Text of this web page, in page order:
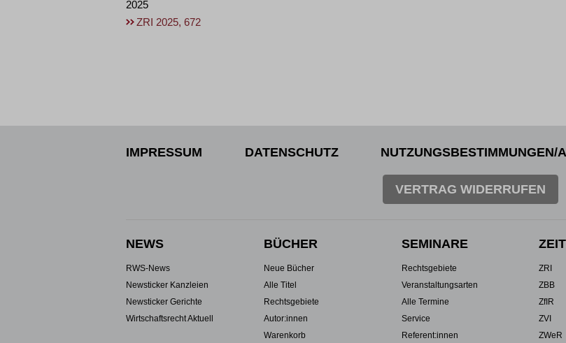
2025
ZRI 2025, 672
IMPRESSUM DATENSCHUTZ NUTZUNGSBESTIMMUNGEN/
VERTRAG WIDERRUFEN
NEWS
RWS-News
Newsticker Kanzleien
Newsticker Gerichte
Wirtschaftsrecht Aktuell
BÜCHER
Neue Bücher
Alle Titel
Rechtsgebiete
Autor:innen
Warenkorb
SEMINARE
Rechtsgebiete
Veranstaltungsarten
Alle Termine
Service
Referent:innen
ZRI
ZBB
ZfIR
ZVI
ZWeR